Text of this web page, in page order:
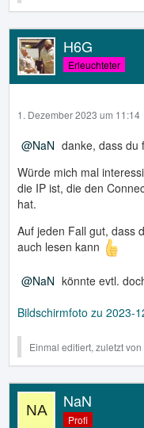
H6G
Erleuchteter
1. Dezember 2023 um 11:14
NaN danke, dass du
Würde mich mal
die IP ist, die den
hat.
Auf jeden Fall gut, dass
auch lesen kann
NaN könnte evtl.
Bildschirmfoto zu 2023-
Einmal editiert, zuletzt von
NaN
Profi